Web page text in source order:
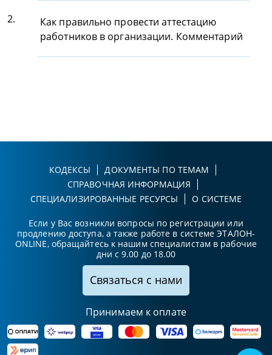
2.
Как правильно провести аттестацию
работников в организации. Комментарий
КОДЕКСЫ
ДОКУМЕНТЫ ПО ТЕМАМ
СПРАВОЧНАЯ ИНФОРМАЦИЯ
СПЕЦИАЛИЗИРОВАННЫЕ РЕСУРСЫ
О СИСТЕМЕ
Если у Вас возникли вопросы по регистрации или
продлению доступа, а также работе в системе ЭТАЛОН-
ONLINE, обращайтесь к нашим специалистам в рабочие
дни с 9.00 до 18.00
Связаться с нами
Принимаем к оплате